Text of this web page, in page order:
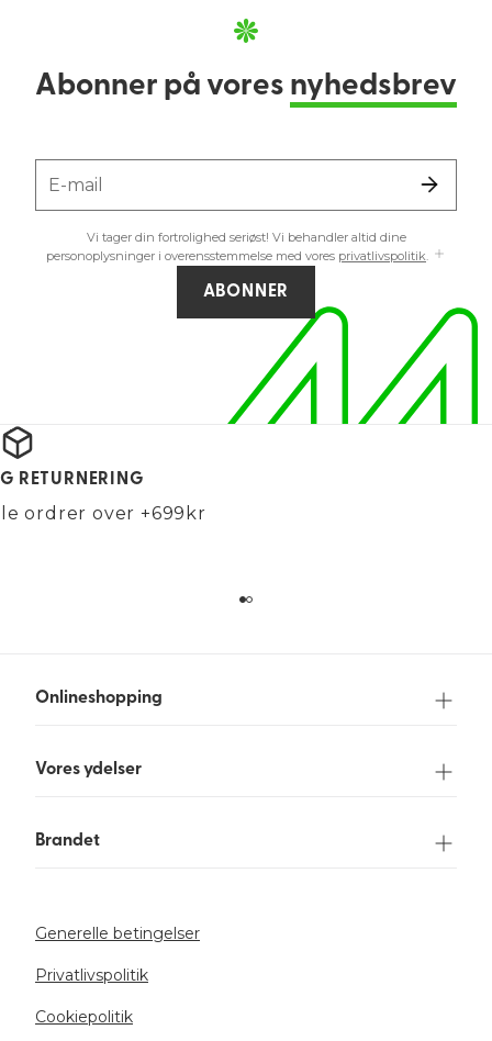
Abonner på vores nyhedsbrev
E-mail
Vi tager din fortrolighed seriøst! Vi behandler altid dine
personoplysninger i overensstemmelse med vores privatlivspolitik
ABONNER
RETURNERING
ordrer over +699kr
Onlineshopping
Vores ydelser
Brandet
Generelle betingelser
Privatlivspolitik
Cookiepolitik